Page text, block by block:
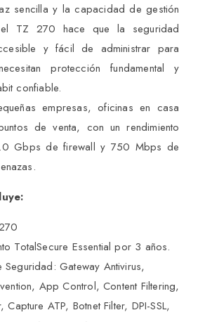
sencilla y la capacidad de gestión
TZ 270 hace que la seguridad
y fácil de administrar para
protección fundamental y
confiable.
empresas, oficinas en casa
de venta, con un rendimiento
Gbps de firewall y 750 Mbps de
TotalSecure Essential por 3 años.
Gateway Antivirus,
App Control, Content Filtering,
Capture ATP, Botnet Filter, DPI-SSL,